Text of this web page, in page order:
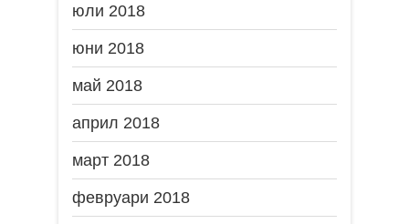
юли 2018
юни 2018
май 2018
април 2018
март 2018
февруари 2018